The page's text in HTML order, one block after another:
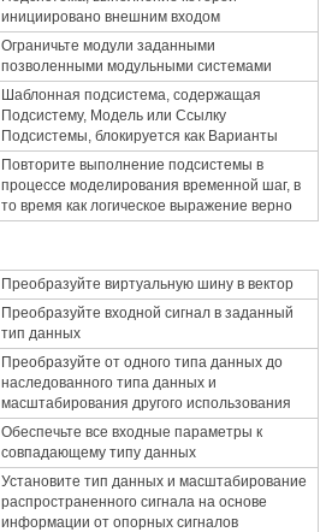
инициировано внешним входом
Ограничьте модули заданными
позволенными модульными системами
Шаблонная подсистема, содержащая
Подсистему, Модель или Ссылку
Подсистемы, блокируется как Варианты
Повторите выполнение подсистемы в
процессе моделирования временной шаг, в
то время как логическое выражение верно
Преобразуйте виртуальную шину в вектор
Преобразуйте входной сигнал в заданный
тип данных
Преобразуйте от одного типа данных до
наследованного типа данных и
масштабирования другого использования
Обеспечьте все входные параметры к
совпадающему типу данных
Установите тип данных и масштабирование
распространенного сигнала на основе
информации от опорных сигналов